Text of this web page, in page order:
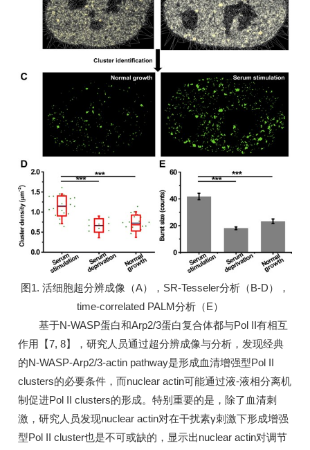
图1. 活细胞超分辨成像（A），SR-Tesseler分析（B-D），
time-correlated PALM分析（E）
基于N-WASP蛋白和Arp2/3蛋白复合体都与Pol II有相互
作用【7, 8】，研究人员通过超分辨成像与分析，发现经典
的N-WASP-Arp2/3-actin pathway是形成血清增强型Pol II
clusters的必要条件，而nuclear actin可能通过液-液相分离机
制促进Pol II clusters的形成。特别重要的是，除了血清刺
激，研究人员发现nuclear actin对在干扰素γ刺激下形成增强
型Pol II cluster也是不可或缺的，显示出nuclear actin对调节